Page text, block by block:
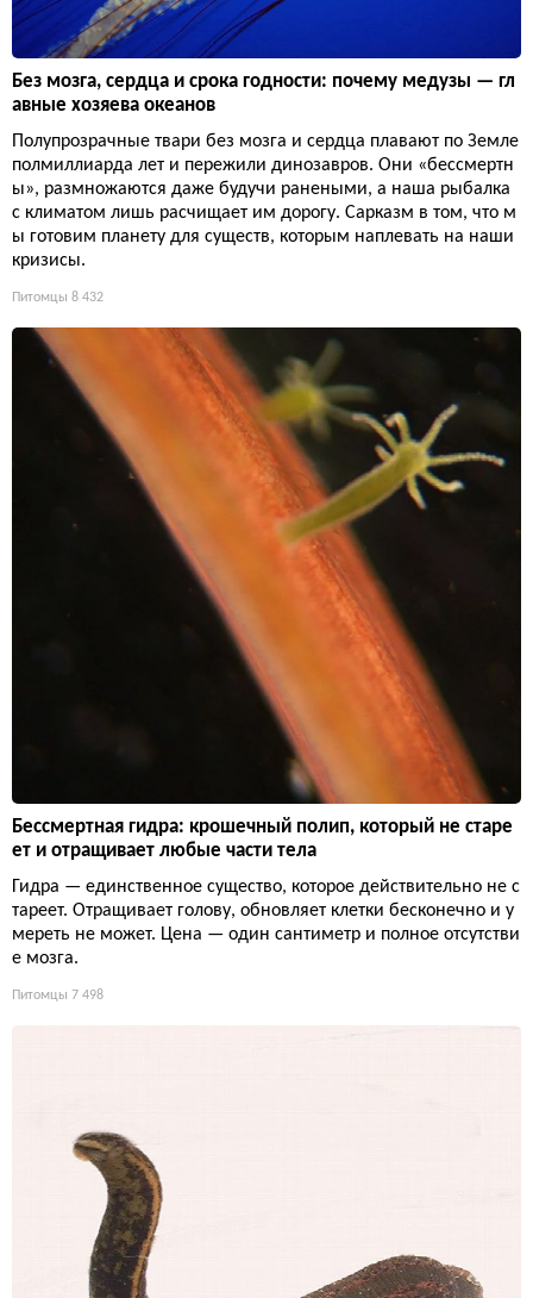
Без мозга, сердца и срока годности: почему медузы — гл
авные хозяева океанов
Полупрозрачные твари без мозга и сердца плавают по Земле
полмиллиарда лет и пережили динозавров. Они «бессмертн
ы», размножаются даже будучи ранеными, а наша рыбалка
с климатом лишь расчищает им дорогу. Сарказм в том, что м
ы готовим планету для существ, которым наплевать на наши
кризисы.
Питомцы 8 432
Бессмертная гидра: крошечный полип, который не старе
ет и отращивает любые части тела
Гидра — единственное существо, которое действительно не с
тареет. Отращивает голову, обновляет клетки бесконечно и у
мереть не может. Цена — один сантиметр и полное отсутстви
е мозга.
Питомцы 7 498